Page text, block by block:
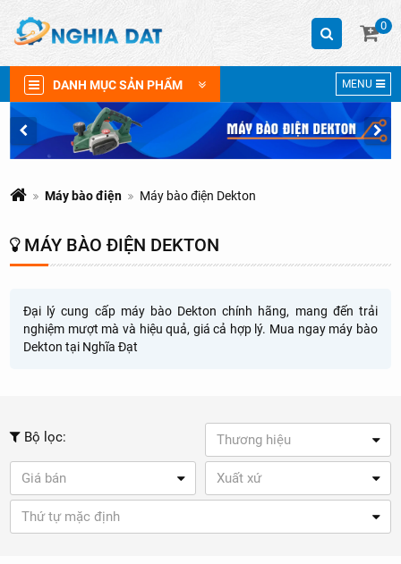
0
DANH MỤC SẢN PHẨM MENU
Máy bào điện Máy bào điện Dekton
MÁY BÀO ĐIỆN DEKTON
Đại lý cung cấp máy bào Dekton chính hãng, mang đến trải
nghiệm mượt mà và hiệu quả, giá cả hợp lý. Mua ngay máy bào
Dekton tại Nghĩa Đạt
Bộ lọc: Thương hiệu
Giá bán Xuất xứ
Thứ tự mặc định